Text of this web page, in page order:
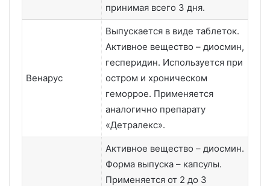
принимая всего 3 дня.
Венарус
Выпускается в виде таблеток.
Активное вещество – диосмин,
гесперидин. Используется при
остром и хроническом
геморрое. Применяется
аналогично препарату
«Детралекс».
Активное вещество – диосмин.
Форма выпуска – капсулы.
Применяется от 2 до 3